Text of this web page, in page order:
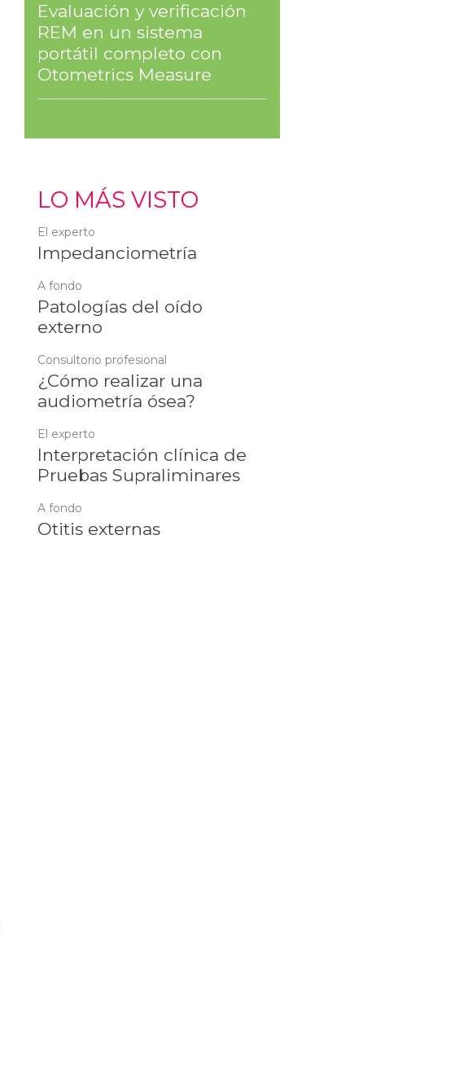
Evaluación y verificación
REM en un sistema
portátil completo con
Otometrics Measure
LO MÁS VISTO
El experto
Impedanciometría
A fondo
Patologías del oído
externo
Consultorio profesional
¿Cómo realizar una
audiometría ósea?
El experto
Interpretación clínica de
Pruebas Supraliminares
A fondo
Otitis externas